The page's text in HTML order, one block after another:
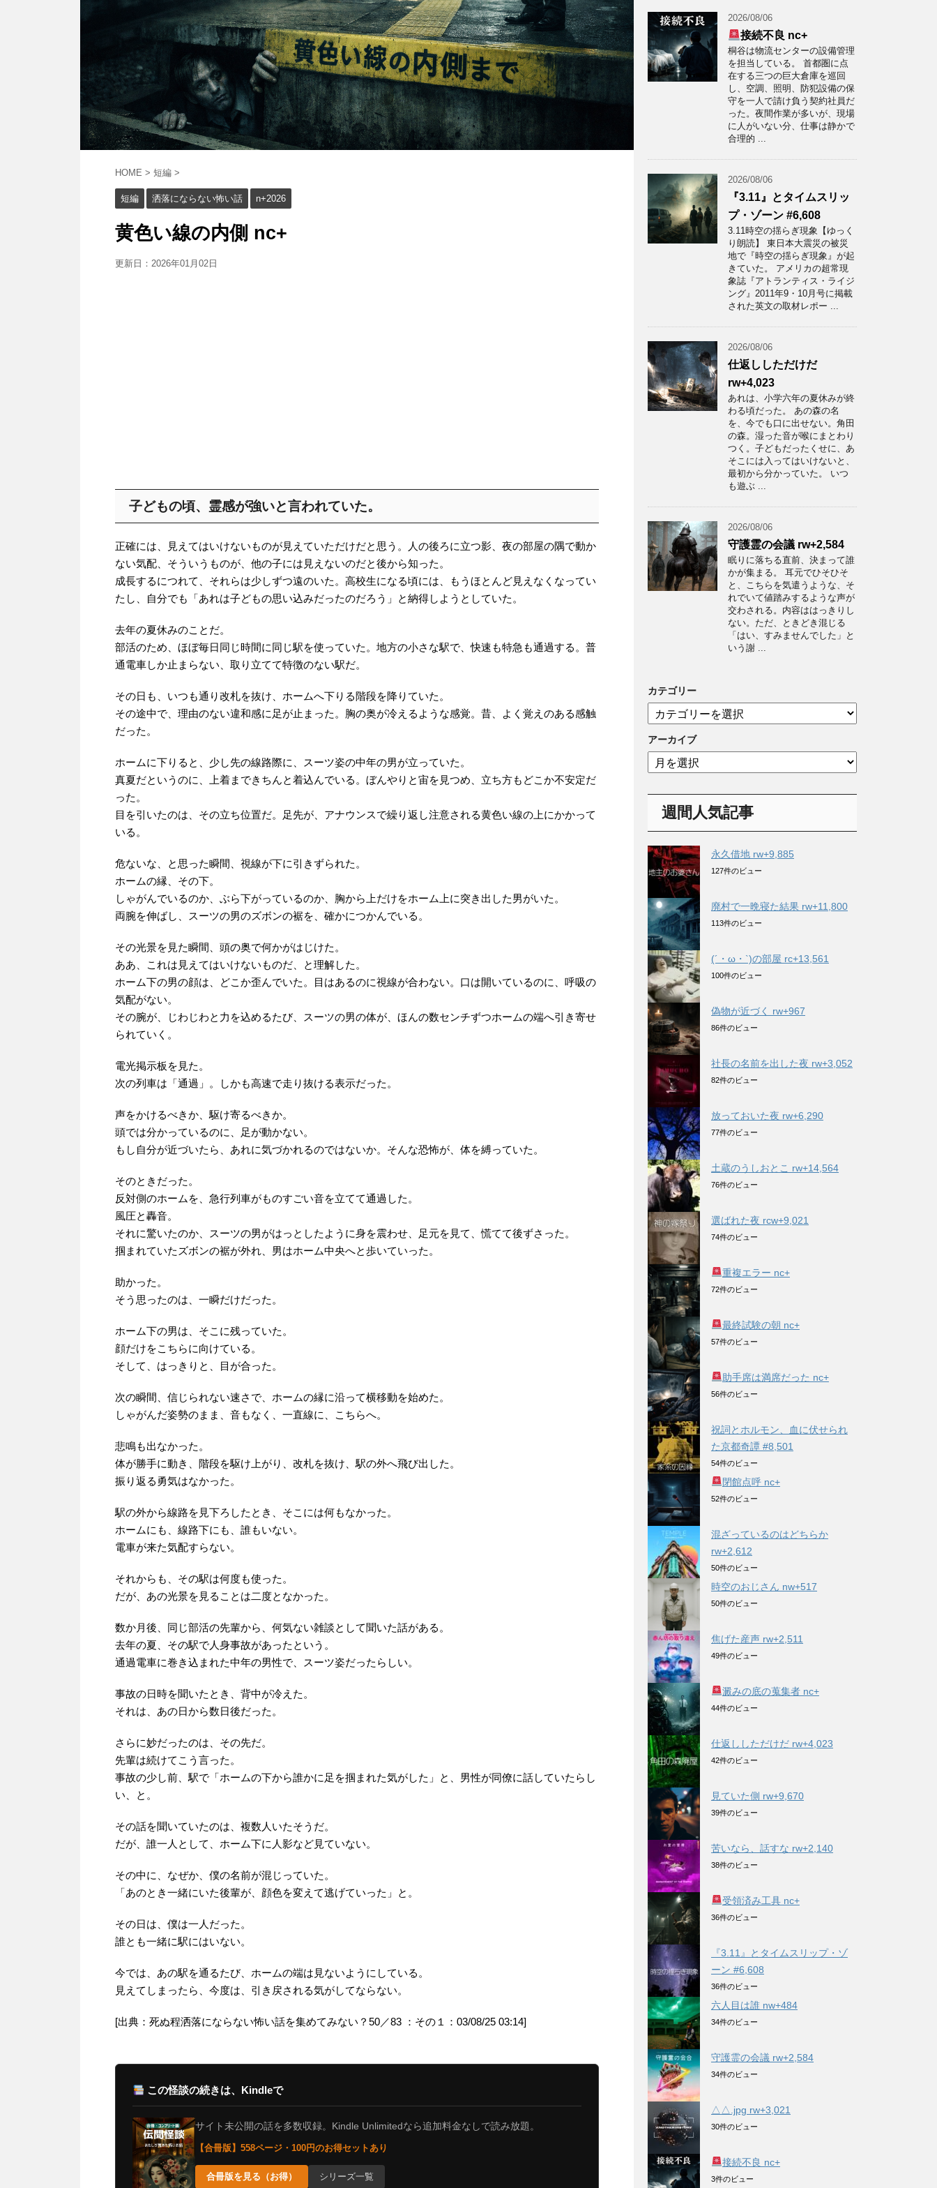
HOME > 短編 >
短編 洒落にならない怖い話 n+2026
黄色い線の内側 nc+
更新日： 2026年01月02日
子どもの頃、霊感が強いと言われていた。
正確には、見えてはいけないものが見えていただけだと思う。人の後ろに立つ影、夜の部屋の隅で動か
ない気配、そういうものが、他の子には見えないのだと後から知った。
成長するにつれて、それらは少しずつ遠のいた。高校生になる頃には、もうほとんど見えなくなってい
たし、自分でも「あれは子どもの思い込みだったのだろう」と納得しようとしていた。
去年の夏休みのことだ。
部活のため、ほぼ毎日同じ時間に同じ駅を使っていた。地方の小さな駅で、快速も特急も通過する。普
通電車しか止まらない、取り立てて特徴のない駅だ。
その日も、いつも通り改札を抜け、ホームへ下りる階段を降りていた。
その途中で、理由のない違和感に足が止まった。胸の奥が冷えるような感覚。昔、よく覚えのある感触
だった。
ホームに下りると、少し先の線路際に、スーツ姿の中年の男が立っていた。
真夏だというのに、上着まできちんと着込んでいる。ぼんやりと宙を見つめ、立ち方もどこか不安定だ
った。
目を引いたのは、その立ち位置だ。足先が、アナウンスで繰り返し注意される黄色い線の上にかかって
いる。
危ないな、と思った瞬間、視線が下に引きずられた。
ホームの縁、その下。
しゃがんでいるのか、ぶら下がっているのか、胸から上だけをホーム上に突き出した男がいた。
両腕を伸ばし、スーツの男のズボンの裾を、確かにつかんでいる。
その光景を見た瞬間、頭の奥で何かがはじけた。
ああ、これは見えてはいけないものだ、と理解した。
ホーム下の男の顔は、どこか歪んでいた。目はあるのに視線が合わない。口は開いているのに、呼吸の
気配がない。
その腕が、じわじわと力を込めるたび、スーツの男の体が、ほんの数センチずつホームの端へ引き寄せ
られていく。
電光掲示板を見た。
次の列車は「通過」。しかも高速で走り抜ける表示だった。
声をかけるべきか、駆け寄るべきか。
頭では分かっているのに、足が動かない。
もし自分が近づいたら、あれに気づかれるのではないか。そんな恐怖が、体を縛っていた。
そのときだった。
反対側のホームを、急行列車がものすごい音を立てて通過した。
風圧と轟音。
それに驚いたのか、スーツの男がはっとしたように身を震わせ、足元を見て、慌てて後ずさった。
掴まれていたズボンの裾が外れ、男はホーム中央へと歩いていった。
助かった。
そう思ったのは、一瞬だけだった。
ホーム下の男は、そこに残っていた。
顔だけをこちらに向けている。
そして、はっきりと、目が合った。
次の瞬間、信じられない速さで、ホームの縁に沿って横移動を始めた。
しゃがんだ姿勢のまま、音もなく、一直線に、こちらへ。
悲鳴も出なかった。
体が勝手に動き、階段を駆け上がり、改札を抜け、駅の外へ飛び出した。
振り返る勇気はなかった。
駅の外から線路を見下ろしたとき、そこには何もなかった。
ホームにも、線路下にも、誰もいない。
電車が来た気配すらない。
それからも、その駅は何度も使った。
だが、あの光景を見ることは二度となかった。
数か月後、同じ部活の先輩から、何気ない雑談として聞いた話がある。
去年の夏、その駅で人身事故があったという。
通過電車に巻き込まれた中年の男性で、スーツ姿だったらしい。
事故の日時を聞いたとき、背中が冷えた。
それは、あの日から数日後だった。
さらに妙だったのは、その先だ。
先輩は続けてこう言った。
事故の少し前、駅で「ホームの下から誰かに足を掴まれた気がした」と、男性が同僚に話していたらし
い、と。
その話を聞いていたのは、複数人いたそうだ。
だが、誰一人として、ホーム下に人影など見ていない。
その中に、なぜか、僕の名前が混じっていた。
「あのとき一緒にいた後輩が、顔色を変えて逃げていった」と。
その日は、僕は一人だった。
誰とも一緒に駅にはいない。
今では、あの駅を通るたび、ホームの端は見ないようにしている。
見えてしまったら、今度は、引き戻される気がしてならない。
[出典：死ぬ程洒落にならない怖い話を集めてみない？50／83 ：その１：03/08/25 03:14]
この怪談の続きは、Kindleで
サイト未公開の話を多数収録。Kindle Unlimitedなら追加料金なしで読み放題。
【合冊版】558ページ・100円のお得セットあり
合冊版を見る（お得） シリーズ一覧
2026/08/06
接続不良 nc+
桐谷は物流センターの設備管理
を担当している。 首都圏に点
在する三つの巨大倉庫を巡回
し、空調、照明、防犯設備の保
守を一人で請け負う契約社員だ
った。夜間作業が多いが、現場
に人がいない分、仕事は静かで
合理的 ...
2026/08/06
『3.11』とタイムスリッ
プ・ゾーン #6,608
3.11時空の揺らぎ現象【ゆっく
り朗読】 東日本大震災の被災
地で『時空の揺らぎ現象』が起
きていた。 アメリカの超常現
象誌『アトランティス・ライジ
ング』2011年9・10月号に掲載
された英文の取材レポー ...
2026/08/06
仕返ししただけだ
rw+4,023
あれは、小学六年の夏休みが終
わる頃だった。 あの森の名
を、今でも口に出せない。角田
の森。湿った音が喉にまとわり
つく。子どもだったくせに、あ
そこには入ってはいけないと、
最初から分かっていた。 いつ
も遊ぶ ...
2026/08/06
守護霊の会議 rw+2,584
眠りに落ちる直前、決まって誰
かが集まる。 耳元でひそひそ
と、こちらを気遣うような、そ
れでいて値踏みするような声が
交わされる。内容ははっきりし
ない。ただ、ときどき混じる
「はい、すみませんでした」と
いう謝 ...
カテゴリー
テ
ゴ
リ
ー
アーカイブ
ア
ー
週間人気記事
永久借地 rw+9,885
127件のビュー
廃村で一晩寝た結果 rw+11,800
113件のビュー
(´・ω・`)の部屋 rc+13,561
100件のビュー
偽物が近づく rw+967
86件のビュー
社長の名前を出した夜 rw+3,052
82件のビュー
放っておいた夜 rw+6,290
77件のビュー
土蔵のうしおとこ rw+14,564
76件のビュー
選ばれた夜 rcw+9,021
74件のビュー
重複エラー nc+
72件のビュー
最終試験の朝 nc+
57件のビュー
助手席は満席だった nc+
56件のビュー
祝詞とホルモン、血に伏せられ
た京都奇譚 #8,501
54件のビュー
閉館点呼 nc+
52件のビュー
混ざっているのはどちらか
rw+2,612
50件のビュー
時空のおじさん nw+517
50件のビュー
焦げた産声 rw+2,511
49件のビュー
澱みの底の蒐集者 nc+
44件のビュー
仕返ししただけだ rw+4,023
42件のビュー
見ていた側 rw+9,670
39件のビュー
苦いなら、話すな rw+2,140
38件のビュー
受領済み工具 nc+
36件のビュー
『3.11』とタイムスリップ・ゾ
ーン #6,608
36件のビュー
六人目は誰 nw+484
34件のビュー
守護霊の会議 rw+2,584
34件のビュー
△△.jpg rw+3,021
30件のビュー
接続不良 nc+
3件のビュー